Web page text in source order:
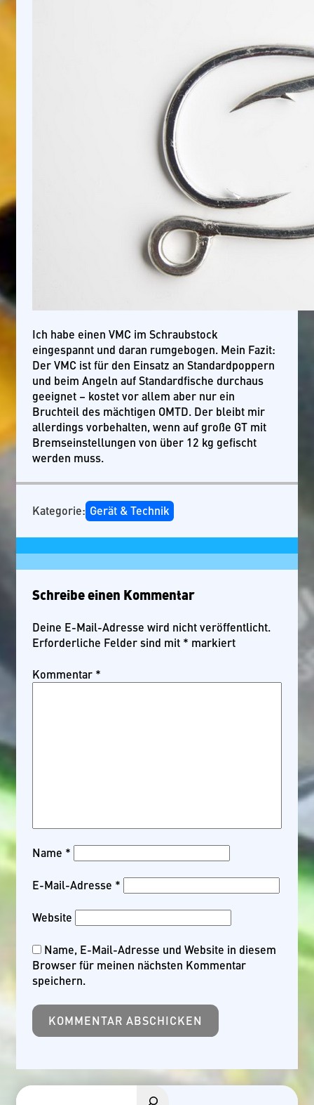
Ich habe einen VMC im Schraubstock
eingespannt und daran rumgebogen. Mein Fazit:
Der VMC ist für den Einsatz an Standardpoppern
und beim Angeln auf Standardfische durchaus
geeignet – kostet vor allem aber nur ein
Bruchteil des mächtigen OMTD. Der bleibt mir
allerdings vorbehalten, wenn auf große GT mit
Bremseinstellungen von über 12 kg gefischt
werden muss.
Kategorie: Gerät & Technik
Schreibe einen Kommentar
Deine E-Mail-Adresse wird nicht veröffentlicht.
Erforderliche Felder sind mit * markiert
Kommentar *
Name *
E-Mail-Adresse *
Website
Name, E-Mail-Adresse und Website in diesem
Browser für meinen nächsten Kommentar
speichern.
Suchen